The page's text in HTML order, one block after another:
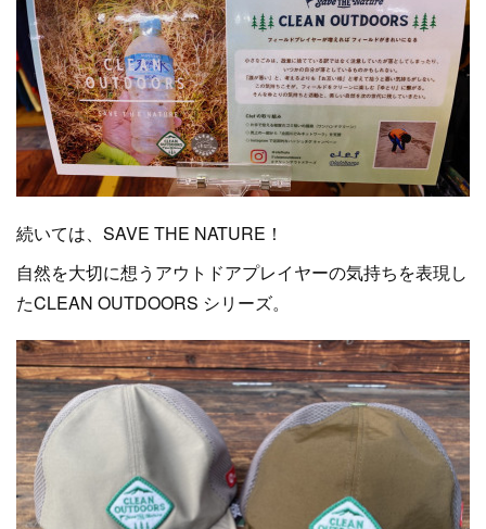
続いては、SAVE THE NATURE！
自然を大切に想うアウトドアプレイヤーの気持ちを表現し
たCLEAN OUTDOORS シリーズ。